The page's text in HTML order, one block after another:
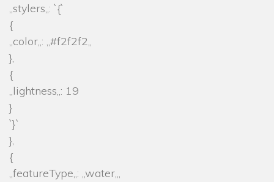
„stylers„: `{`
{
„color„: „#f2f2f2„
},
{
„lightness„: 19
}
`}`
},
{
„featureType„: „water„,